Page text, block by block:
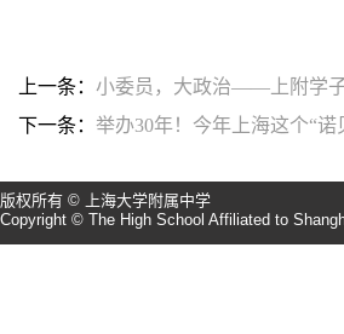
上一条： 小委员，大政治——上附学
下一条： 举办30年！今年上海这个“
版权所有 © 上海大学附属中学
Copyright © The High School Affiliated to